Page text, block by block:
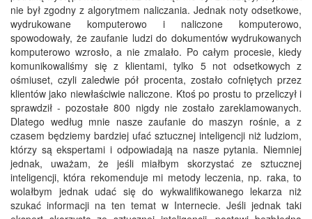
nie był zgodny z algorytmem naliczania. Jednak noty odsetkowe,
wydrukowane komputerowo i naliczone komputerowo,
spowodowały, że zaufanie ludzi do dokumentów wydrukowanych
komputerowo wzrosło, a nie zmalało. Po całym procesie, kiedy
komunikowaliśmy się z klientami, tylko 5 not odsetkowych z
ośmiuset, czyli zaledwie pół procenta, zostało cofniętych przez
klientów jako niewłaściwie naliczone. Ktoś po prostu to przeliczył i
sprawdził - pozostałe 800 nigdy nie zostało zareklamowanych.
Dlatego według mnie nasze zaufanie do maszyn rośnie, a z
czasem będziemy bardziej ufać sztucznej inteligencji niż ludziom,
którzy są ekspertami i odpowiadają na nasze pytania. Niemniej
jednak, uważam, że jeśli miałbym skorzystać ze sztucznej
inteligencji, która rekomenduje mi metody leczenia, np. raka, to
wolałbym jednak udać się do wykwalifikowanego lekarza niż
szukać informacji na ten temat w Internecie. Jeśli jednak taki